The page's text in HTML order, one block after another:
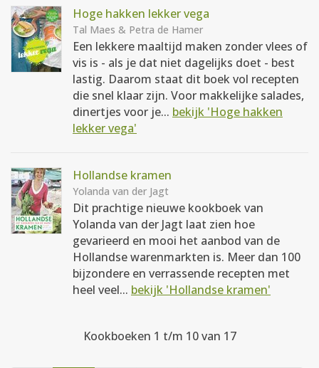
Hoge hakken lekker vega
Tal Maes & Petra de Hamer
Een lekkere maaltijd maken zonder vlees of
vis is - als je dat niet dagelijks doet - best
lastig. Daarom staat dit boek vol recepten
die snel klaar zijn. Voor makkelijke salades,
dinertjes voor je... bekijk 'Hoge hakken
lekker vega'
Hollandse kramen
Yolanda van der Jagt
Dit prachtige nieuwe kookboek van
Yolanda van der Jagt laat zien hoe
gevarieerd en mooi het aanbod van de
Hollandse warenmarkten is. Meer dan 100
bijzondere en verrassende recepten met
heel veel... bekijk 'Hollandse kramen'
Kookboeken 1 t/m 10 van 17